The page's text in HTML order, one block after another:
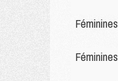
Féminines
Féminines